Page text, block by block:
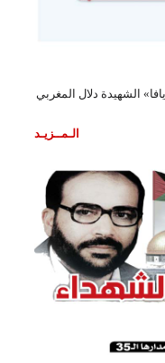
الشهيدة دلال المغربي
الـمــزيـد